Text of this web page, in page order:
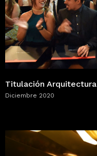
Titulación Arquitectura
Diciembre 2020